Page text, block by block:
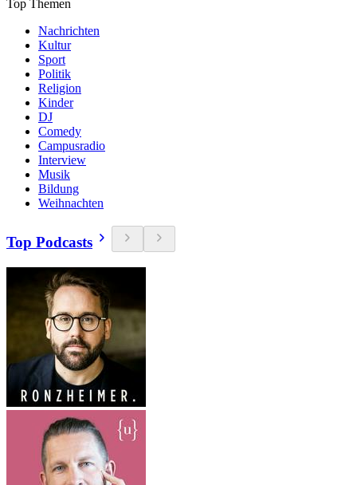
Top Themen
Nachrichten
Kultur
Sport
Politik
Religion
Kinder
DJ
Comedy
Campusradio
Interview
Musik
Bildung
Weihnachten
Top Podcasts